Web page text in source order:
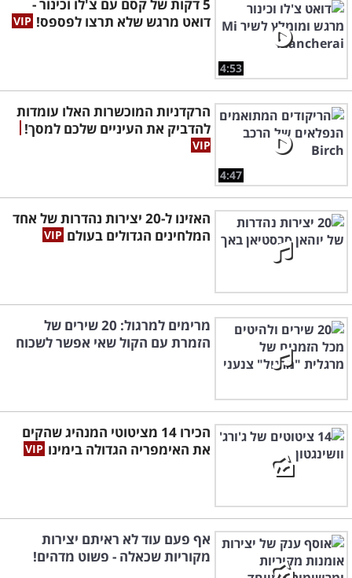
4:53
5 דקות של קסם עם צ'לו וכינור -
דואט מרגש שלא תרצו לפספס!
4:47
הרקדניות המוכשרות האלו עומדות
להדביק את העיניים שלכם למסך!
האזינו ל-20 יצירות נהדרות של אחד
המלחינים הגדולים בעולם
מרימים למרגול: 20 שירים של
הזמרת עם הקול שאי אפשר לשכוח
הכירו 14 מציטוטי המנהיג שהקים
את האימפריה הגדולה בימינו
אף פעם עוד לא ראיתם יצירות
מקוריות שכאלה - פשוט מדהים!